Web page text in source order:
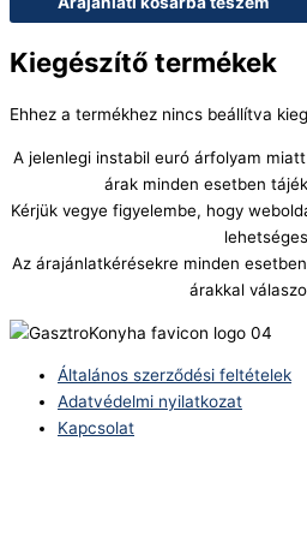
Kiegészítő termékek
Ehhez a termékhez nincs beállítva
A jelenlegi instabil euró árfolyam
árak minden esetben
Kérjük vegye figyelembe, hogy
Az árajánlatkérésekre minden
árakkal
Általános szerződési feltételek
Adatvédelmi nyilatkozat
Kapcsolat